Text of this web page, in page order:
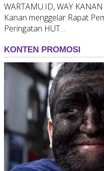
WARTAMU.ID, WAY
Kanan menggelar Rapat
Peringatan HUT…